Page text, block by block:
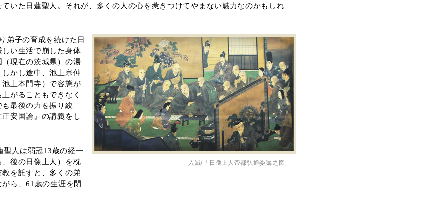
いた日蓮聖人。それが、多くの人の心を惹きつけてやまない魅力なのかもしれ
入滅/「日像上人帝都弘通委嘱之図」
弟子の育成を続けた日
い生活で崩した身体
現在の茨城県）の湯
かし途中、池上宗仲
上本門寺）で容態が
がることもできなく
最後の力を振り絞
安国論』の講義をし
聖人は弱冠13歳の経一
後の日像上人）を枕
を託すと、多くの弟
ら、61歳の生涯を閉